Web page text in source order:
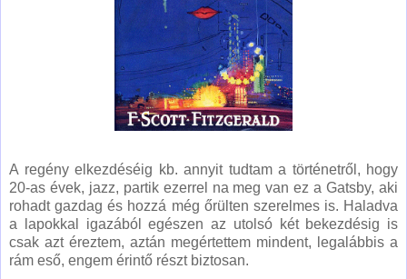
A regény elkezdéséig kb. annyit tudtam a történetről, hogy
20-as évek, jazz, partik ezerrel na meg van ez a Gatsby, aki
rohadt gazdag és hozzá még őrülten szerelmes is. Haladva
a lapokkal igazából egészen az utolsó két bekezdésig is
csak azt éreztem, aztán megértettem mindent, legalábbis a
rám eső, engem érintő részt biztosan.